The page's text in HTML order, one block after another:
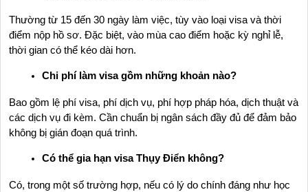
Thường từ 15 đến 30 ngày làm việc, tùy vào loại visa và thời
điểm nộp hồ sơ. Đặc biệt, vào mùa cao điểm hoặc kỳ nghỉ lễ,
thời gian có thể kéo dài hơn.
Chi phí làm visa gồm những khoản nào?
Bao gồm lệ phí visa, phí dịch vụ, phí hợp pháp hóa, dịch thuật và
các dịch vụ đi kèm. Cần chuẩn bị ngân sách đầy đủ để đảm bảo
không bị gián đoạn quá trình.
Có thể gia hạn visa Thụy Điển không?
Có, trong một số trường hợp, nếu có lý do chính đáng như học